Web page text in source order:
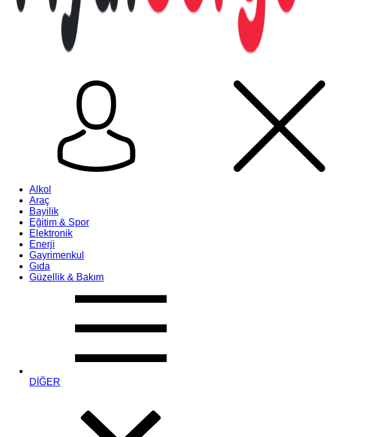
Alkol
Araç
Bayilik
Eğitim & Spor
Elektronik
Enerji
Gayrimenkul
Gıda
Güzellik & Bakım
DİĞER